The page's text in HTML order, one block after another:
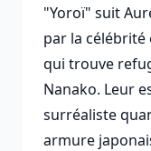
"Yoroï" suit
par la
qui trouve
Nanako. Leur
surréaliste
armure